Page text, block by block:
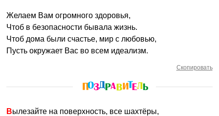
Желаем Вам огромного здоровья,
Чтоб в безопасности бывала жизнь.
Чтоб дома были счастье, мир с любовью,
Пусть окружает Вас во всем идеализм.
Скопировать
Вылезайте на поверхность, все шахтёры,